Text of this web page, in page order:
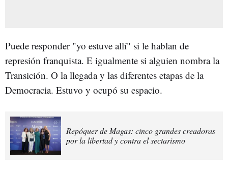
Puede responder "yo estuve allí" si le hablan de
represión franquista. E igualmente si alguien nombra la
Transición. O la llegada y las diferentes etapas de la
Democracia. Estuvo y ocupó su espacio.
Repóquer de Magas: cinco grandes creadoras
por la libertad y contra el sectarismo